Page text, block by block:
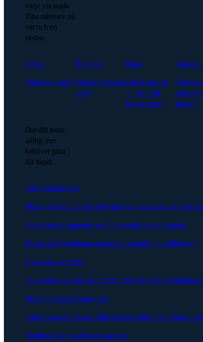
varje yta ingår.
Titta närmare på
var och en
nedan.
Notes
Vad hände just?
Briefings
Vad behöver jag
veta?
Plans
Vad är planen
— och vad
halkar efter?
Talking
Vad ska
säga på
mötet?
Det ditt team
aldrig mer
behöver göra
för hand.
Alltid aktuell plan
Planen skriver om sig själv från vad som sades och
Automatiska rapporter och intressentkommunikation
En prompt. Målgruppsanpassad. Kopplad till källmöten.
Upptäck avvikelser
Avvikelser syns när de uppstår, inte vid nästa
Stäng loopen på åtaganden
Varje åtagande fångat. Stillastående sådana syns innan
Synliggör beroenden mellan team